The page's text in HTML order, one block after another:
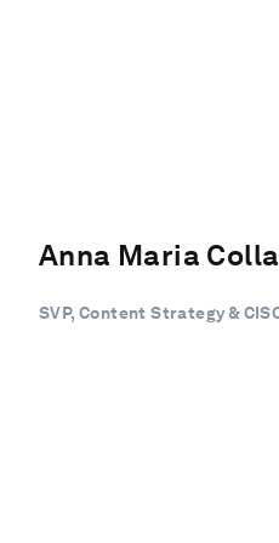
Anna Maria
SVP, Content Strategy &